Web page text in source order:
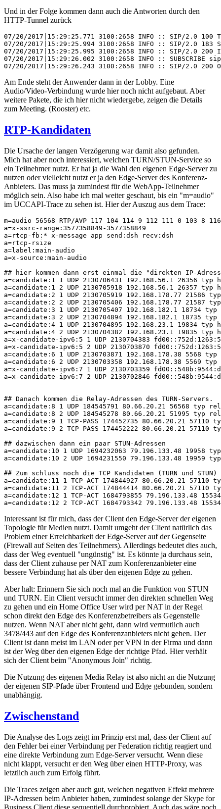
Und in der Folge kommen dann auch die Antworten durch den
HTTP-Tunnel zurück
07/20/2017|15:29:25.771 3100:2658 INFO :: SIP/2.0
07/20/2017|15:29:25.994 3100:2658 INFO :: SIP/2.0 183
07/20/2017|15:29:25.995 3100:2658 INFO :: SIP/2.0
07/20/2017|15:29:26.002 3100:2658 INFO :: SUBSCRIBE
07/20/2017|15:29:26.243 3100:2658 INFO :: SIP/2.0 200
Am Ende steht der Anwender dann in der Lobby. Eine
Audio/Video-Verbindung wurde hier noch nicht aufgebaut. Aber
weitere Pakete, die ich hier nicht wiedergebe, zeigen die Details
zum Meeting. (Rooster) etc.
RTP-Kandidaten
Die Ursache der langen Verzögerung war damit also gefunden.
Mich hat aber noch interessiert, welchen TURN/STUN-Service so
ein Teilnehmer nutzt. Er hat ja die Wahl den eigenen Edge-Server zu
nutzen oder vielleicht nutzt er ja den Edge-Server des Konferenz-
Anbieters. Das muss ja zumindest für die WebApp-Teilnehmer
möglich sein. Also habe ich mal weiter geschaut, bis ein "m=audio"
im UCCAPI-Trace zu sehen ist. Hier der Auszug aus dem Trace:
m=audio 56568 RTP/AVP 117 104 114 9 112 111 0 103 8
a=x-ssrc-range:3577358849-3577358849
a=rtcp-fb:* x-message app send:dsh recv:dsh
a=rtcp-rsize
a=label:main-audio
a=x-source:main-audio
## hier kommen dann erst einmal die "direkten IP-
a=candidate:1 1 UDP 2130706431 192.168.56.1 26356 typ
a=candidate:1 2 UDP 2130705918 192.168.56.1 26357 typ
a=candidate:2 1 UDP 2130705919 192.168.178.77 21586
a=candidate:2 2 UDP 2130705406 192.168.178.77 21587
a=candidate:3 1 UDP 2130705407 192.168.182.1 18734 typ
a=candidate:3 2 UDP 2130704894 192.168.182.1 18735 typ
a=candidate:4 1 UDP 2130704895 192.168.23.1 19834 typ
a=candidate:4 2 UDP 2130704382 192.168.23.1 19835 typ
a=x-candidate-ipv6:5 1 UDP 2130704383
a=x-candidate-ipv6:5 2 UDP 2130703870
a=candidate:6 1 UDP 2130703871 192.168.178.38 5568 typ
a=candidate:6 2 UDP 2130703358 192.168.178.38 5569 typ
a=x-candidate-ipv6:7 1 UDP 2130703359
a=x-candidate-ipv6:7 2 UDP 2130702846
## Danach kommen die Relay-Adressen des TURN-Servers.
a=candidate:8 1 UDP 184545791 80.66.20.21 56568 typ
a=candidate:8 2 UDP 184545278 80.66.20.21 51995 typ
a=candidate:9 1 TCP-PASS 174452735 80.66.20.21
a=candidate:9 2 TCP-PASS 174452222 80.66.20.21
## dazwischen dann ein paar STUN-Adressen
a=candidate:10 1 UDP 1694232063 79.196.133.48
a=candidate:10 2 UDP 1694231550 79.196.133.48
## Zum schluss noch die TCP Kandidaten (TURN und STUN)
a=candidate:11 1 TCP-ACT 174844927 80.66.20.21
a=candidate:11 2 TCP-ACT 174844414 80.66.20.21
a=candidate:12 1 TCP-ACT 1684793855 79.196.133.48
a=candidate:12 2 TCP-ACT 1684793342 79.196.133.48
Interessant ist für mich, dass der Client den Edge-Server der eigenen
Topologie für Medien nutzt. Damit umgeht der Client natürlich das
Problem einer Erreichbarkeit der Edge-Server auf der Gegenseite
(Firewall auf Seiten des Teilnehmers). Allerdings bedeutet dies auch,
dass der Weg eventuell "ungünstig" ist. Es könnte ja durchaus sein,
dass der Client zuhause per NAT zum Konferenzanbieter eine
bessere Verbindung hat als über den eigenen Edge zu gehen.
Aber halt: Erinnern Sie sich noch mal an die Funktion von STUN
und TURN. Ein Client versucht immer den direkten schnellen Weg
zu gehen und ein Home Office User wird per NAT in der Regel
schon direkt den Edge des Konferenzbetreibers als Gegenstelle
nutzen. Wenn NAT aber nicht geht, dann wird vermutlich auch
3478/443 auf den Edge des Konferenzanbieters nicht gehen. Der
Client ist dann meist im LAN oder per VPN in der Firma und dann
ist der Weg über den eigenen Edge der richtige Pfad. Hier verhält
sich der Client beim "Anonymous Join" richtig.
Die Nutzung des eigenen Media Relay ist also nicht an die Nutzung
der eigenen SIP-Pfade über Frontend und Edge gebunden, sondern
unabhängig.
Zwischenstand
Die Analyse des Logs zeigt im Prinzip erst mal, dass der Client auf
den Fehler bei einer Verbindung per Federation richtig reagiert und
eine direkte Verbindung zum Edge-Server versucht. Wenn diese
nicht klappt, versucht er den Weg über einen HTTP-Proxy, was
letztlich auch zum Erfolg führt.
Die Traces zeigen aber auch gut, welchen negativen Effekt mehrere
IP-Adressen beim Anbieter haben, zumindest solange der Skype for
Business Client diese sequentiell durchprobiert. Auch das wäre noch